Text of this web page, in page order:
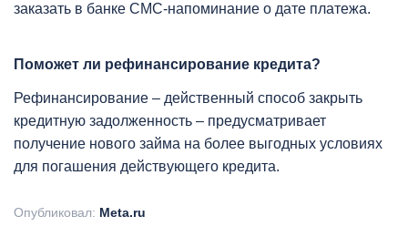
заказать в банке СМС-напоминание о дате платежа.
Поможет ли рефинансирование кредита?
Рефинансирование – действенный способ закрыть
кредитную задолженность – предусматривает
получение нового займа на более выгодных условиях
для погашения действующего кредита.
Опубликовал: Meta.ru